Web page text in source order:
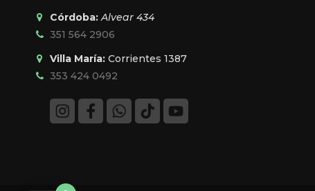
Córdoba: Alvear 434
351 564 2906
Villa María: Corrientes 1387
353 424 0492